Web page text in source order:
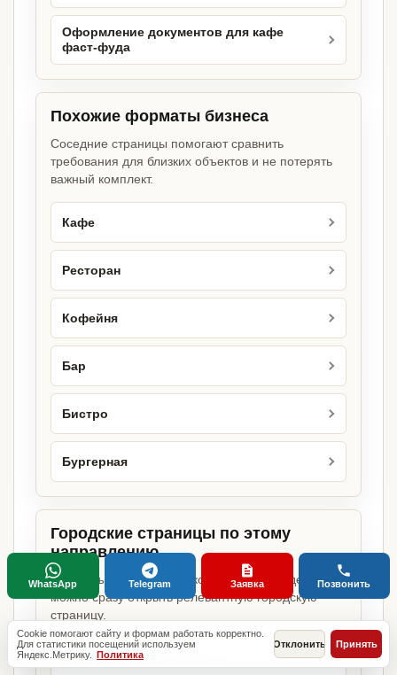
Оформление документов для кафе
фаст-фуда
Похожие форматы бизнеса
Соседние страницы помогают сравнить
требования для близких объектов и не потерять
важный комплект.
Кафе
Ресторан
Кофейня
Бар
Бистро
Бургерная
Городские страницы по этому
направлению
Если объект работает в конкретном городе,
можно сразу открыть релевантную городскую
страницу.
Кафе фаст-фуда в Москве
Cookie помогают сайту и формам работать корректно.
Для статистики посещений используем
Яндекс.Метрику. Политика
Отклонить Принять
WhatsApp Telegram Заявка Позвонить